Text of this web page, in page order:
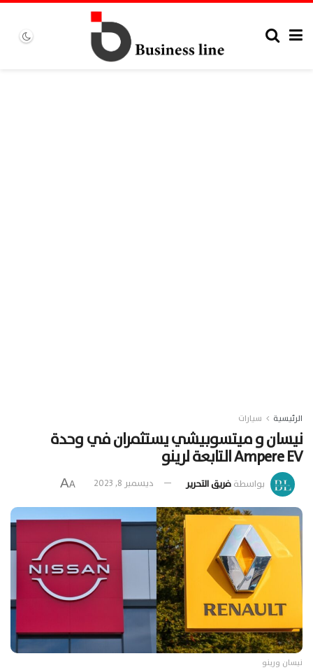
الرئيسية سيارات
نيسان و ميتسوبيشي يستثمران في وحدة
Ampere EV التابعة لرينو
بواسطةفريق التحرير ديسمبر 8, 2023 A
A
نيسان ورينو